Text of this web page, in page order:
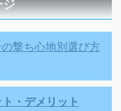
ジ
撃ち心地別選び方
・デメリット